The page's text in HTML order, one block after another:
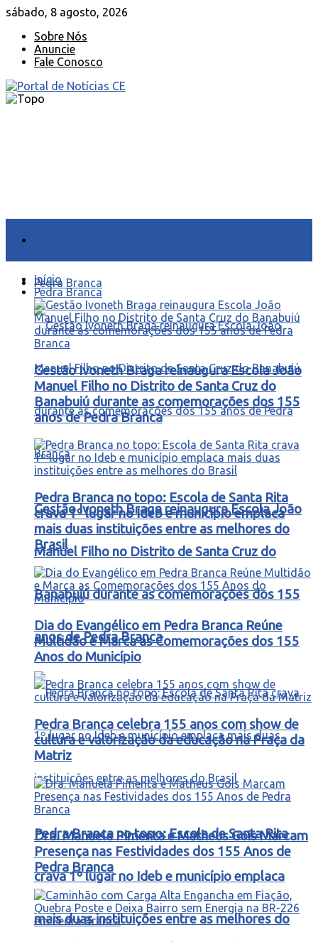
sábado, 8 agosto, 2026
Sobre Nós
Anuncie
Fale Conosco
Pedra Branca
Gestão Ivoneth Braga reinaugura Escola João
Manuel Filho no Distrito de Santa Cruz do
Banabuiú durante as comemorações dos 155
anos de Pedra Branca
Pedra Branca no topo: Escola de Santa Rita
crava 1º lugar no Ideb e município emplaca
mais duas instituições entre as melhores do
Início
Pedra Branca
Gestão Ivoneth Braga reinaugura Escola João
Manuel Filho no Distrito de Santa Cruz do
Banabuiú durante as comemorações dos 155
anos de Pedra Branca
Pedra Branca no topo: Escola de Santa Rita
crava 1º lugar no Ideb e município emplaca
mais duas instituições entre as melhores do
Brasil
Dia do Evangélico em Pedra Branca Reúne
Multidão e Marca as Comemorações dos 155
Anos do Município
Pedra Branca celebra 155 anos com show de
cultura e valorização da educação na Praça da
Matriz
Dra. Manuela Pimenta e Matheus Gois Marcam
Presença nas Festividades dos 155 Anos de
Pedra Branca